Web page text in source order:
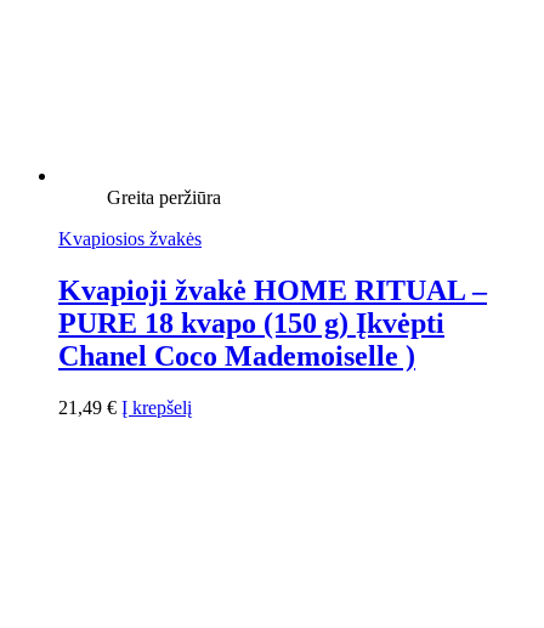
Greita peržiūra
Kvapiosios žvakės
Kvapioji žvakė HOME RITUAL –
PURE 18 kvapo (150 g) Įkvėpti
Chanel Coco Mademoiselle )
21,49 € Į krepšelį